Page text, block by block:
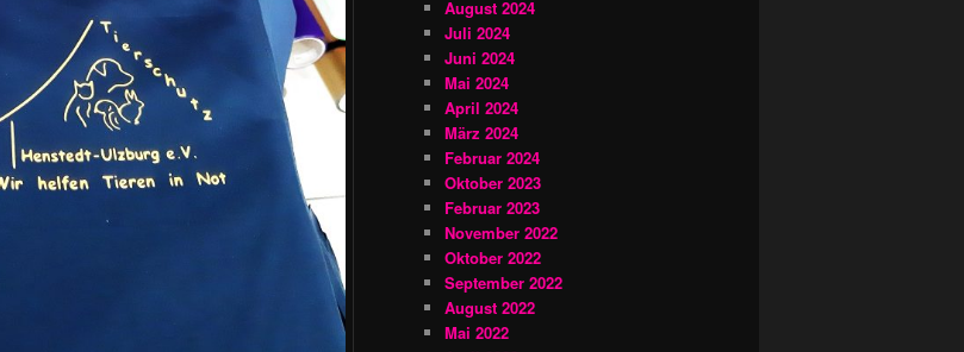
August 2024
Juli 2024
Juni 2024
Mai 2024
April 2024
März 2024
Februar 2024
Oktober 2023
Februar 2023
November 2022
Oktober 2022
September 2022
August 2022
Mai 2022